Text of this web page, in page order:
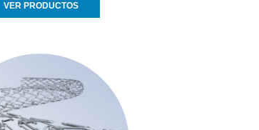
VER PRODUCTOS